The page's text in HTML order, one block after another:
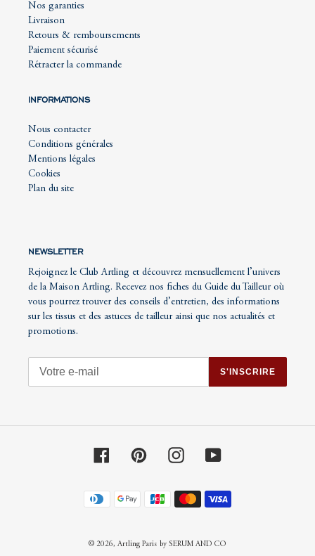
Nos garanties
Livraison
Retours & remboursements
Paiement sécurisé
Rétracter la commande
INFORMATIONS
Nous contacter
Conditions générales
Mentions légales
Cookies
Plan du site
NEWSLETTER
Rejoignez le Club Artling et découvrez mensuellement l’univers
de la Maison Artling. Recevez nos fiches du Guide du Tailleur où
vous pourrez trouver des conseils d’entretien, des informations
sur les tissus et des astuces de tailleur ainsi que nos actualités et
promotions.
S'INSCRIRE
FacebookPinterest InstagramYouTube
Moyens
de
© 2026, Artling Paris by SERUM AND CO